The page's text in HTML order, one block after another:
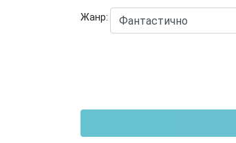
Жанр: